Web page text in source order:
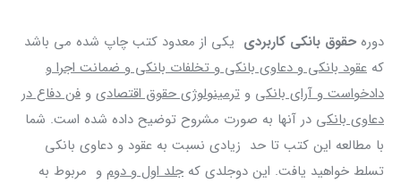
دوره حقوق بانکی کاربردی یکی از معدود کتب چاپ شده می باشد
که عقود بانکی و دعاوی بانکی و تخلفات بانکی و ضمانت اجرا و
دادخواست و آرای بانکی و ترمینولوژی حقوق اقتصادی و فن دفاع در
دعاوی بانکی در آنها به صورت مشروح توضیح داده شده است. شما
با مطالعه این کتب تا حد زیادی نسبت به عقود و دعاوی بانکی
تسلط خواهید یافت. این دوجلدی که جلد اول و دوم و مربوط به